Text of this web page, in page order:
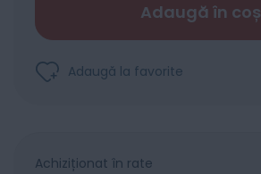
Adaugă în coș
Adaugă la favorite
Achiziționat în rate